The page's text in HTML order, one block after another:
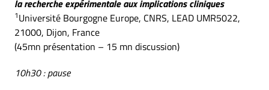
la recherche expérimentale aux implications cliniques
1Université Bourgogne Europe, CNRS, LEAD UMR5022,
21000, Dijon, France
(45mn présentation – 15 mn discussion)
10h30 : pause